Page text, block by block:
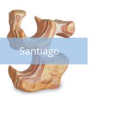
Santiago